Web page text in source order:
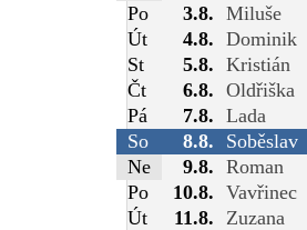
Po
3.8. Miluše
Út
4.8. Dominik
St
5.8. Kristián
Čt
6.8. Oldřiška
Pá
7.8. Lada
So
8.8.
Soběslav
Ne
9.8. Roman
Po
10.8. Vavřinec
Út
11.8.
Zuzana